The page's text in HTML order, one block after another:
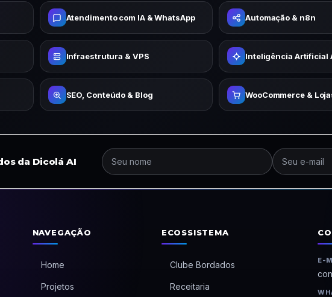
Atendimento com IA & WhatsApp Automação & n8n
Infraestrutura & VPS Inteligência Artificial
SEO, Conteúdo & Blog WooCommerce &
da Dicolá AI
NAVEGAÇÃO
Home
Projetos
ECOSSISTEMA
Clube Bordados
Receitaria
E-